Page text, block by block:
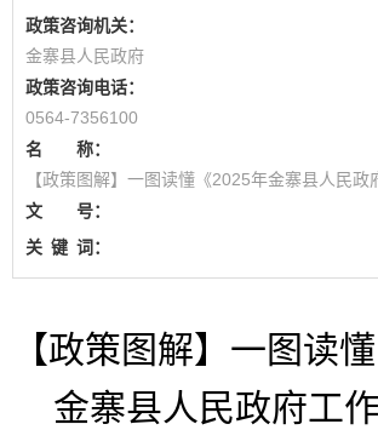
政策咨询机关：
金寨县人民政府
政策咨询电话：
0564-7356100
名 称：
【政策图解】一图读懂《2025年金寨县人民政
文 号：
关 键 词：
【政策图解】一图读
金寨县人民政府工作